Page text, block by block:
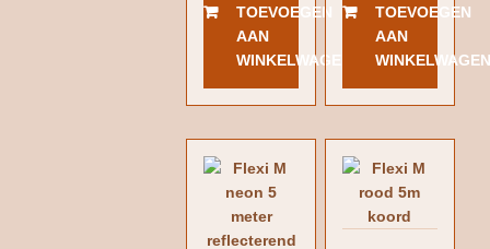
TOEVOEGEN
AAN
WINKELWAGEN
TOEVOEGEN
AAN
WINKELWAGEN